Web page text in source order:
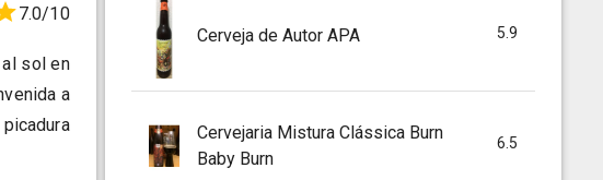
7.0/10
sol en
a
Cerveja de Autor APA 5.9
Cervejaria Mistura Clássica Burn
Baby Burn
6.5